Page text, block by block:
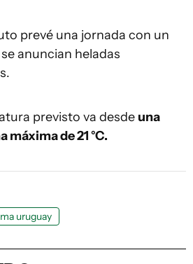
prevé una jornada con un
anuncian heladas
previsto va desde una
máxima de 21 °C.
uruguay